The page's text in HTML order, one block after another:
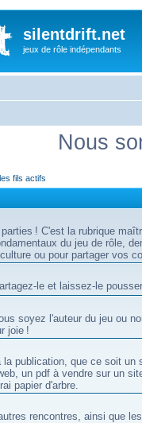
silentdrift.net
jeux de rôle indépendants
Nous
fils actifs
! C'est la rubrique
du jeu de rôle,
ou pour partager vos
le et laissez-le
soyez l'auteur du jeu ou
joie !
publication, que ce soit un
un pdf à vendre sur un
papier d'arbre.
rencontres, ainsi que